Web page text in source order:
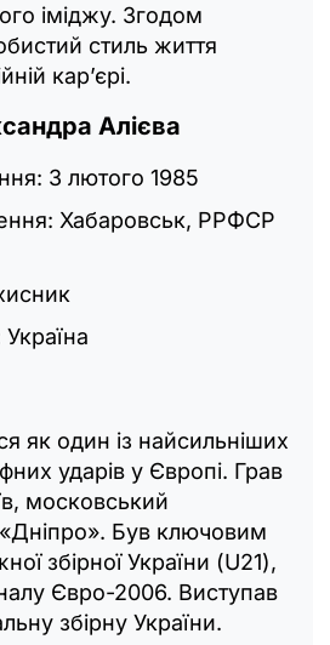
іміджу. Згодом
стиль життя
кар’єрі.
Алієва
3 лютого 1985
Хабаровськ, РРФСР
як один із найсильніших
ударів у Європі. Грав
московський
Був ключовим
збірної України (U21),
Євро-2006. Виступав
збірну України.